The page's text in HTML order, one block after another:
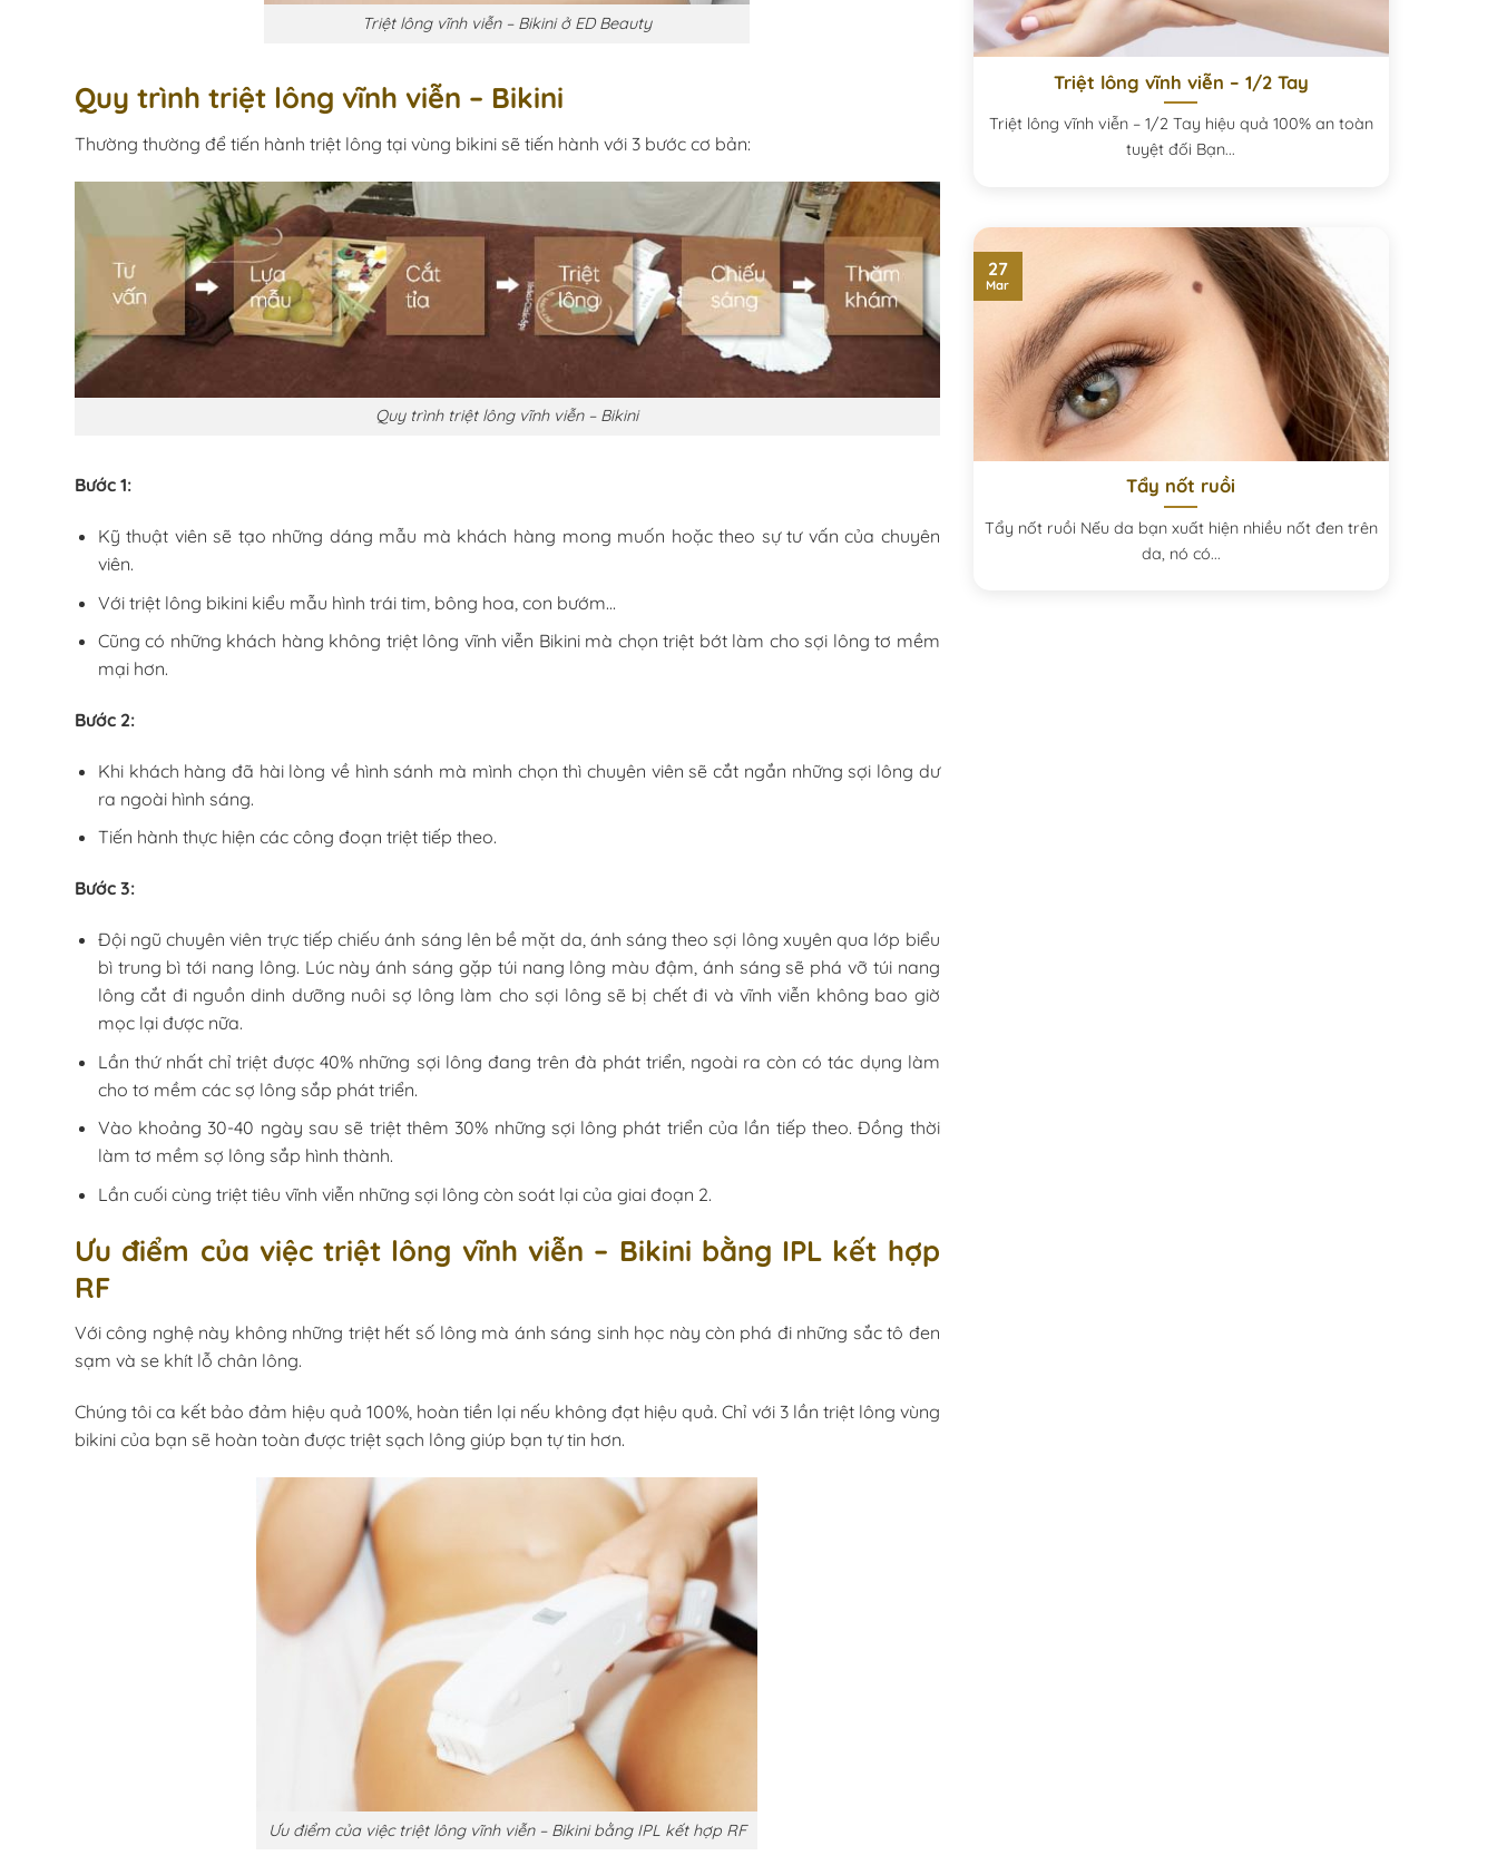
Triệt lông vĩnh viễn – Bikini ở ED Beauty
Quy trình triệt lông vĩnh viễn – Bikini
Thường thường để tiến hành triệt lông tại vùng bikini sẽ tiến hành với 3 bước cơ bản:
Quy trình triệt lông vĩnh viễn – Bikini
Bước 1:
Kỹ thuật viên sẽ tạo những dáng mẫu mà khách hàng mong muốn hoặc theo sự tư vấn của chuyên
viên.
Với triệt lông bikini kiểu mẫu hình trái tim, bông hoa, con bướm…
Cũng có những khách hàng không triệt lông vĩnh viễn Bikini mà chọn triệt bớt làm cho sợi lông tơ mềm
mại hơn.
Bước 2:
Khi khách hàng đã hài lòng về hình sánh mà mình chọn thì chuyên viên sẽ cắt ngắn những sợi lông dư
ra ngoài hình sáng.
Tiến hành thực hiện các công đoạn triệt tiếp theo.
Bước 3:
Đội ngũ chuyên viên trực tiếp chiếu ánh sáng lên bề mặt da, ánh sáng theo sợi lông xuyên qua lớp biểu
bì trung bì tới nang lông. Lúc này ánh sáng gặp túi nang lông màu đậm, ánh sáng sẽ phá vỡ túi nang
lông cắt đi nguồn dinh dưỡng nuôi sợ lông làm cho sợi lông sẽ bị chết đi và vĩnh viễn không bao giờ
mọc lại được nữa.
Lần thứ nhất chỉ triệt được 40% những sợi lông đang trên đà phát triển, ngoài ra còn có tác dụng làm
cho tơ mềm các sợ lông sắp phát triển.
Vào khoảng 30-40 ngày sau sẽ triệt thêm 30% những sợi lông phát triển của lần tiếp theo. Đồng thời
làm tơ mềm sợ lông sắp hình thành.
Lần cuối cùng triệt tiêu vĩnh viễn những sợi lông còn soát lại của giai đoạn 2.
Ưu điểm của việc triệt lông vĩnh viễn – Bikini bằng IPL kết hợp
RF
Với công nghệ này không những triệt hết số lông mà ánh sáng sinh học này còn phá đi những sắc tô đen
sạm và se khít lỗ chân lông.
Chúng tôi ca kết bảo đảm hiệu quả 100%, hoàn tiền lại nếu không đạt hiệu quả. Chỉ với 3 lần triệt lông vùng
bikini của bạn sẽ hoàn toàn được triệt sạch lông giúp bạn tự tin hơn.
Ưu điểm của việc triệt lông vĩnh viễn – Bikini bằng IPL kết hợp RF
Triệt lông vĩnh viễn – 1/2 Tay
Triệt lông vĩnh viễn – 1/2 Tay hiệu quả 100% an toàn
tuyệt đối Bạn...
Tẩy nốt ruồi
Tẩy nốt ruồi Nếu da bạn xuất hiện nhiều nốt đen trên
da, nó có...
27
Mar